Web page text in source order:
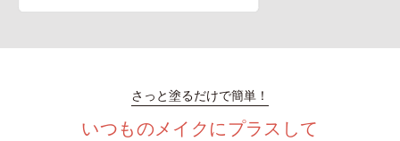
さっと塗るだけで簡単！
いつものメイクにプラスして